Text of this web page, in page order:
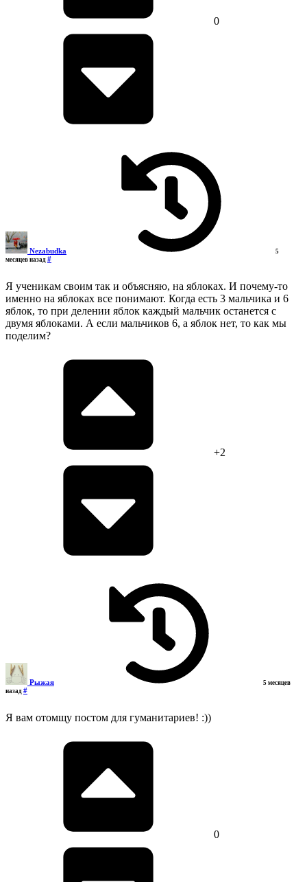
0
Nezabudka
5
месяцев назад #
Я ученикам своим так и объясняю, на яблоках. И почему-то
именно на яблоках все понимают. Когда есть 3 мальчика и 6
яблок, то при делении яблок каждый мальчик останется с
двумя яблоками. А если мальчиков 6, а яблок нет, то как мы
поделим?
+2
Рыжая
5 месяцев
назад #
Я вам отомщу постом для гуманитариев! :))
0